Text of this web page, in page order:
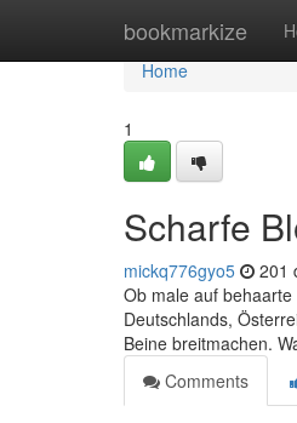
bookmarkize
Home
Home
1
Scharfe
mickq776gyo5 201
Ob male auf
Deutschlands,
Beine breitmachen.
Comments